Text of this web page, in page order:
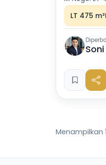
Cocok
LT 475 m²
Menampilkan